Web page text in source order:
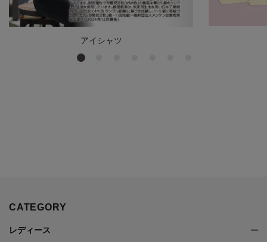
アイシャツ
CATEGORY
レディース